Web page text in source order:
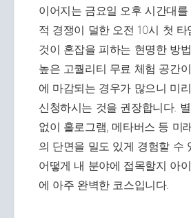
이어지는 금요일 오후 시간대
적 경쟁이 덜한 오전 10시 첫
것이 혼잡을 피하는 현명한 방
높은 고퀄리티 무료 체험 공간
에 마감되는 경우가 많으니 미
신청하시는 것을 권장합니다.
없이 홀로그램, 메타버스 등 미
의 단면을 밀도 있게 경험할 수
어떻게 내 분야에 접목할지 아
에 아주 완벽한 코스입니다.